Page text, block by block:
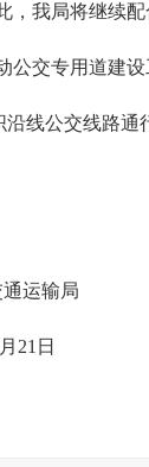
，我局将继续
交专用道建设
线公交线路通
运输局
日